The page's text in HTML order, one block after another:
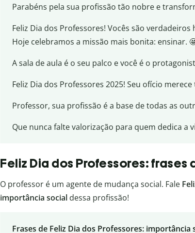
Parabéns pela sua profissão tão nobre e
Feliz Dia dos Professores! Vocês são
Hoje celebramos a missão mais bonita: ensinar.
A sala de aula é o seu palco e você é o
Feliz Dia dos Professores 2025! Seu ofício
Professor, sua profissão é a base de todas as
Que nunca falte valorização para quem dedica a
Feliz Dia dos Professores:
O professor é um agente de mudança social. Fale
importância social dessa profissão!
Frases de Feliz Dia dos Professores: